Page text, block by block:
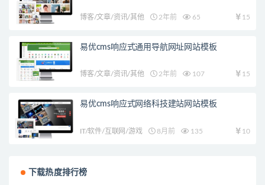
博客/文章/资讯/其他 2年前 65 15
易优cms响应式通用导航网址网站模板
博客/文章/资讯/其他 2年前 107 15
易优cms响应式网络科技建站网站模板
IT/软件/互联网/游戏 8月前 135 10
下载热度排行榜